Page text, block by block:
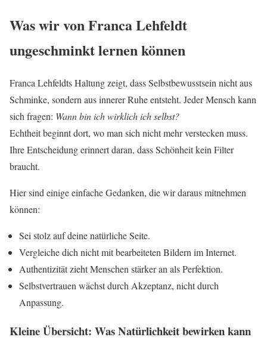
Was wir von Franca Lehfeldt
ungeschminkt lernen können
Franca Lehfeldts Haltung zeigt, dass Selbstbewusstsein nicht aus
Schminke, sondern aus innerer Ruhe entsteht. Jeder Mensch kann
sich fragen: Wann bin ich wirklich ich selbst?
Echtheit beginnt dort, wo man sich nicht mehr verstecken muss.
Ihre Entscheidung erinnert daran, dass Schönheit kein Filter
braucht.
Hier sind einige einfache Gedanken, die wir daraus mitnehmen
können:
Sei stolz auf deine natürliche Seite.
Vergleiche dich nicht mit bearbeiteten Bildern im Internet.
Authentizität zieht Menschen stärker an als Perfektion.
Selbstvertrauen wächst durch Akzeptanz, nicht durch
Anpassung.
Kleine Übersicht: Was Natürlichkeit bewirken kann